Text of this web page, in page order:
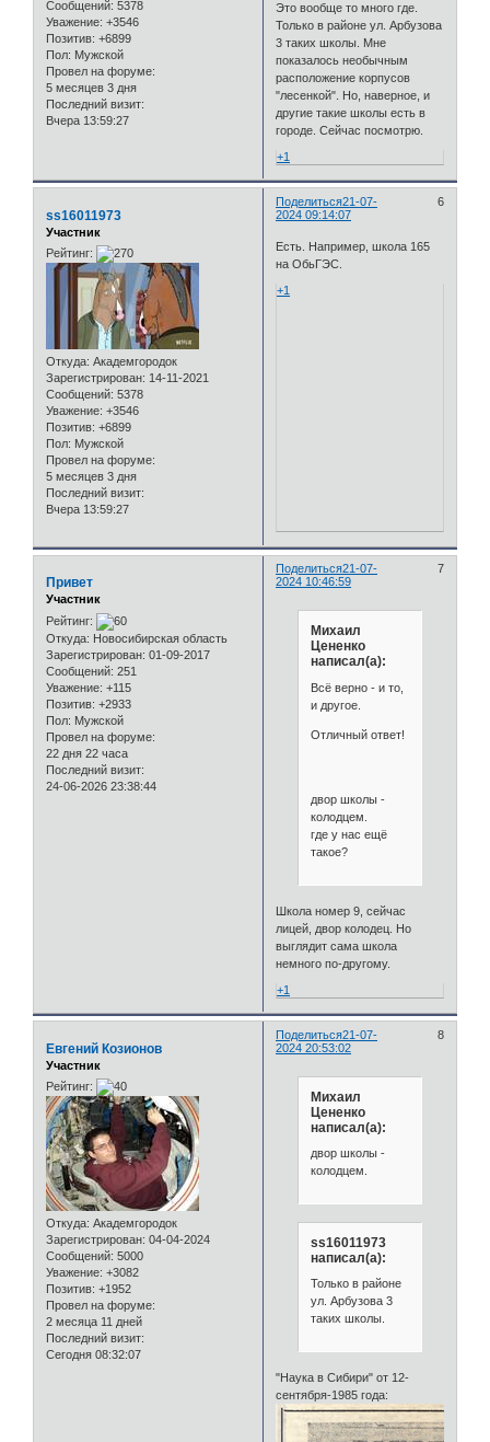
Сообщений: 5378
Уважение: +3546
Позитив: +6899
Пол: Мужской
Провел на форуме:
5 месяцев 3 дня
Последний визит:
Вчера 13:59:27
Это вообще то много где.
Только в районе ул. Арбузова
3 таких школы. Мне
показалось необычным
расположение корпусов
"лесенкой". Но, наверное, и
другие такие школы есть в
городе. Сейчас посмотрю.
+1
Поделиться 6
21-07-
2024 09:14:07
ss16011973
Участник
Рейтинг:
Откуда: Академгородок
Зарегистрирован: 14-11-2021
Сообщений: 5378
Уважение: +3546
Позитив: +6899
Пол: Мужской
Провел на форуме:
5 месяцев 3 дня
Последний визит:
Вчера 13:59:27
Есть. Например, школа 165
на ОбьГЭС.
+1
Поделиться 7
21-07-
2024 10:46:59
Привет
Участник
Рейтинг:
Откуда: Новосибирская область
Зарегистрирован: 01-09-2017
Сообщений: 251
Уважение: +115
Позитив: +2933
Пол: Мужской
Провел на форуме:
22 дня 22 часа
Последний визит:
24-06-2026 23:38:44
Михаил
Цененко
написал(а):
Всё верно - и то,
и другое.
Отличный ответ!
двор школы -
колодцем.
где у нас ещё
такое?
Школа номер 9, сейчас
лицей, двор колодец. Но
выглядит сама школа
немного по-другому.
+1
Поделиться 8
21-07-
2024 20:53:02
Евгений Козионов
Участник
Рейтинг:
Откуда: Академгородок
Зарегистрирован: 04-04-2024
Сообщений: 5000
Уважение: +3082
Позитив: +1952
Провел на форуме:
2 месяца 11 дней
Последний визит:
Сегодня 08:32:07
Михаил
Цененко
написал(а):
двор школы -
колодцем.
ss16011973
написал(а):
Только в районе
ул. Арбузова 3
таких школы.
"Наука в Сибири" от 12-
сентября-1985 года: